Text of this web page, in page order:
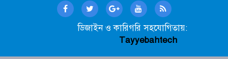
ডিজাইন ও কারিগরি সহযোগিতায়:
Tayyebahtech